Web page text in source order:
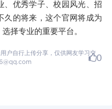
、优秀学子、校园风光、招
久的将来，这个官网将成为
择专业的重要平台。
户自行上传分享，仅供网友学习交0